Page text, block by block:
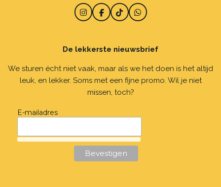
I
n
a
r
m
F
a
b
o
T
i
o
W
h
s
p
De lekkerste nieuwsbrief
We sturen écht niet vaak, maar als we het doen is het altijd
leuk, en lekker. Soms met een fijne promo. Wil je niet
missen, toch?
E-mailadres